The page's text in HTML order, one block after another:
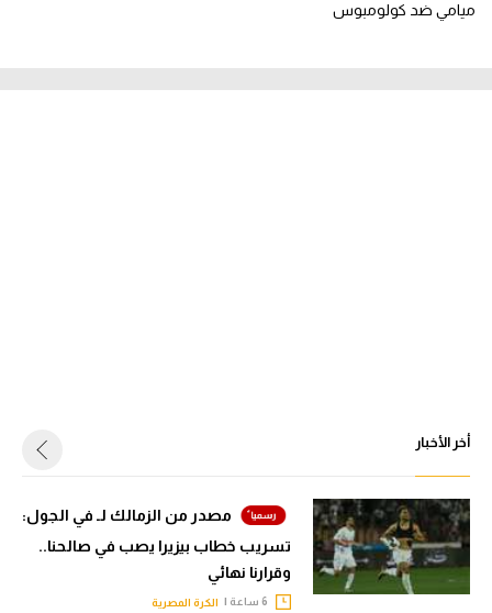
ميامي ضد كولومبوس
أخر الأخبار
مصدر من الزمالك لـ في الجول:
تسريب خطاب بيزيرا يصب في صالحنا..
وقرارنا نهائي
الكرة المصرية